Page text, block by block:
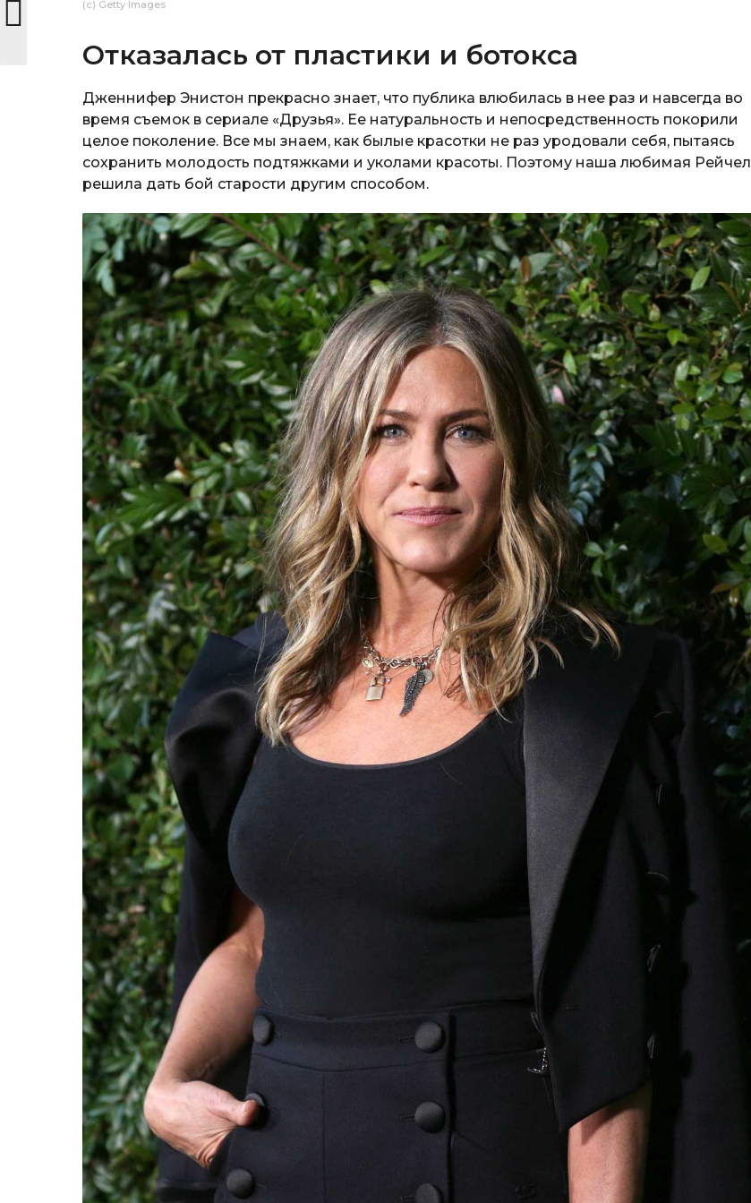
(c) Getty Images
Отказалась от пластики и ботокса
Дженнифер Энистон прекрасно знает, что публика влюбилась в нее раз и навсегда во
время съемок в сериале «Друзья». Ее натуральность и непосредственность покорили
целое поколение. Все мы знаем, как былые красотки не раз уродовали себя, пытаясь
сохранить молодость подтяжками и уколами красоты. Поэтому наша любимая Рейчел
решила дать бой старости другим способом.